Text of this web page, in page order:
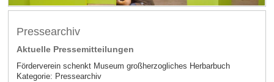
Pressearchiv
Aktuelle Pressemitteilungen
Förderverein schenkt Museum großherzogliches Herbarbuch
Kategorie: Pressearchiv